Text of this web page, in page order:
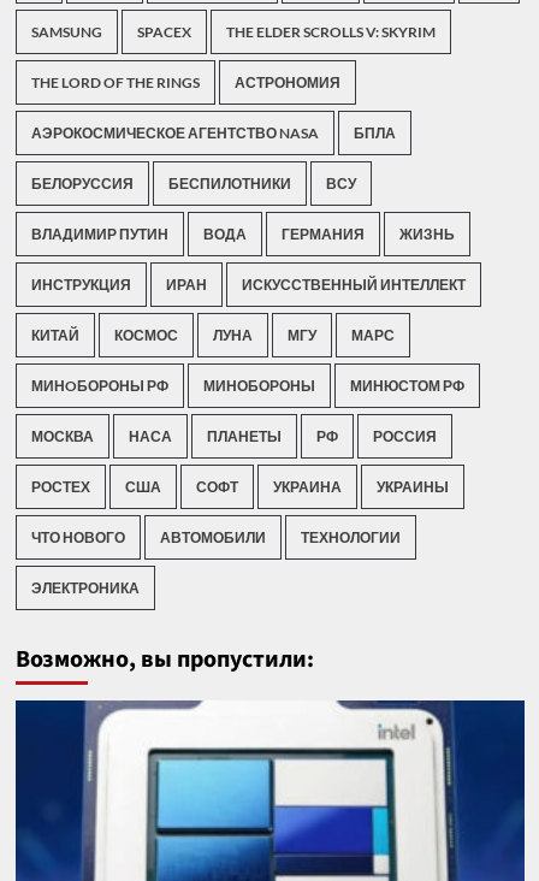
SAMSUNG SPACEX THE ELDER SCROLLS V: SKYRIM
THE LORD OF THE RINGS АСТРОНОМИЯ
АЭРОКОСМИЧЕСКОЕ АГЕНТСТВО NASA БПЛА
БЕЛОРУССИЯ БЕСПИЛОТНИКИ ВСУ
ВЛАДИМИР ПУТИН ВОДА ГЕРМАНИЯ ЖИЗНЬ
ИНСТРУКЦИЯ ИРАН ИСКУССТВЕННЫЙ ИНТЕЛЛЕКТ
КИТАЙ КОСМОС ЛУНА МГУ МАРС
МИНOБОРОНЫ РФ МИНОБОРОНЫ МИНЮСТОМ РФ
МОСКВА НАСА ПЛАНЕТЫ РФ РОССИЯ
РОСТЕХ США СОФТ УКРАИНА УКРАИНЫ
ЧТО НОВОГО АВТОМОБИЛИ ТЕХНОЛОГИИ
ЭЛЕКТРОНИКА
Возможно, вы пропустили: